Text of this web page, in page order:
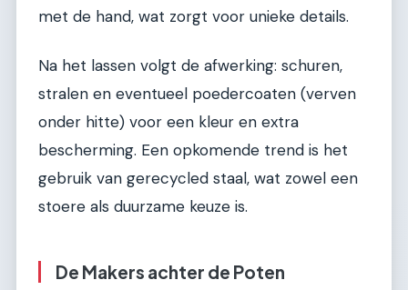
met de hand, wat zorgt voor unieke details.
Na het lassen volgt de afwerking: schuren,
stralen en eventueel poedercoaten (verven
onder hitte) voor een kleur en extra
bescherming. Een opkomende trend is het
gebruik van gerecycled staal, wat zowel een
stoere als duurzame keuze is.
De Makers achter de Poten